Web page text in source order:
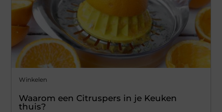
Winkelen
Waarom een Citruspers in je Keuken
thuis?